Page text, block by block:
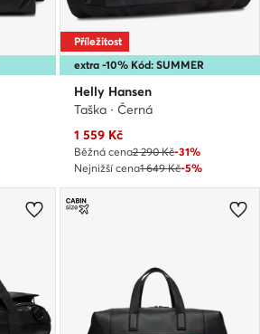
extra -10% Kód: SUMMER
Příležitost
Helly Hansen
Taška · Černá
Aktuální cena
1 559 Kč
Běžná cena2 290 Kč-31%
Nejnižší cena1 649 Kč-5%